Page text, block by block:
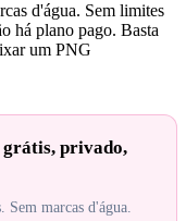
d'água. Sem limites
há plano pago. Basta
um PNG
grátis, privado,
marcas d'água.